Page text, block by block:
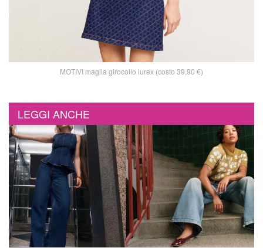
MOTIVI maglia girocollo lurex (costo 39,90 €)
LEGGI ANCHE